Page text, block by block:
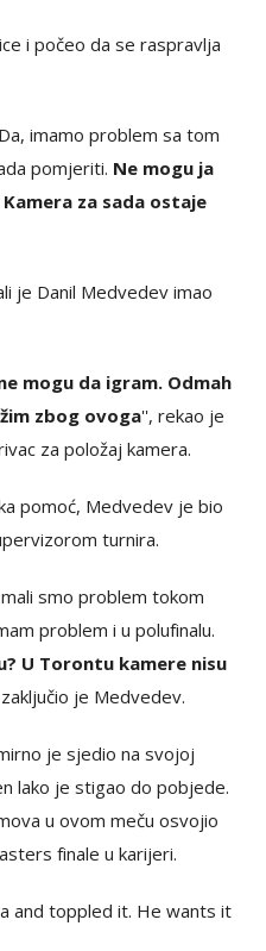
i počeo da se raspravlja
imamo problem sa tom
pomjeriti. Ne mogu ja
za sada ostaje
je Danil Medvedev imao
mogu da igram. Odmah
zbog ovoga'', rekao je
za položaj kamera.
pomoć, Medvedev je bio
turnira.
smo problem tokom
problem i u polufinalu.
U Torontu kamere nisu
je Medvedev.
je sjedio na svojoj
lako je stigao do pobjede.
u ovom meču osvojio
finale u karijeri.
and toppled it. He wants it